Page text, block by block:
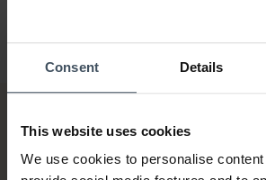
Consent Details
This website uses cookies
We use cookies to personalise